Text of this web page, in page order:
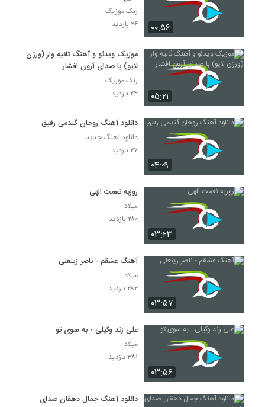
۰۰:۵۶
ربک موزیک
۲۶ بازدید
۰۵:۲۱
موزیک ویدئو و آهنگ ثانیه وار (ورژن
لایو) با صدای آرون افشار
ربک موزیک
۲۴ بازدید
۰۴:۰۹
دانلود آهنگ روحان گندمی رفیق
دانلود آهنگ جدید
۲۷ بازدید
۰۳:۲۳
روزبه نعمت الهی
میلاد
۲۸۰ بازدید
۰۳:۵۷
آهنگ عشقم - ناصر زینعلی
میلاد
۲۸۲ بازدید
۰۳:۵۶
علی زند وکیلی - به سوی تو
میلاد
۳۸۱ بازدید
دانلود آهنگ جمال دهقان صدای